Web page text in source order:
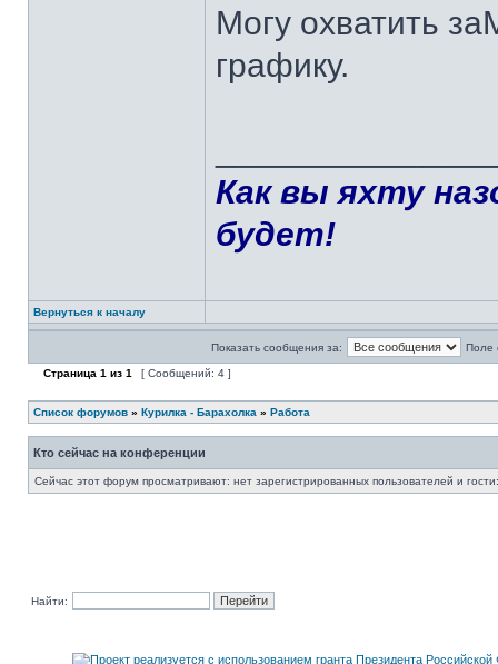
Могу охватить
графику.
Как вы яхту
будет!
Вернуться к началу
Показать сообщения за: Поле
Страница 1 из 1 [ Сообщений: 4 ]
Список форумов » Курилка - Барахолка » Работа
Кто сейчас на конференции
Сейчас этот форум просматривают: нет зарегистрированных пользователей и
Найти: